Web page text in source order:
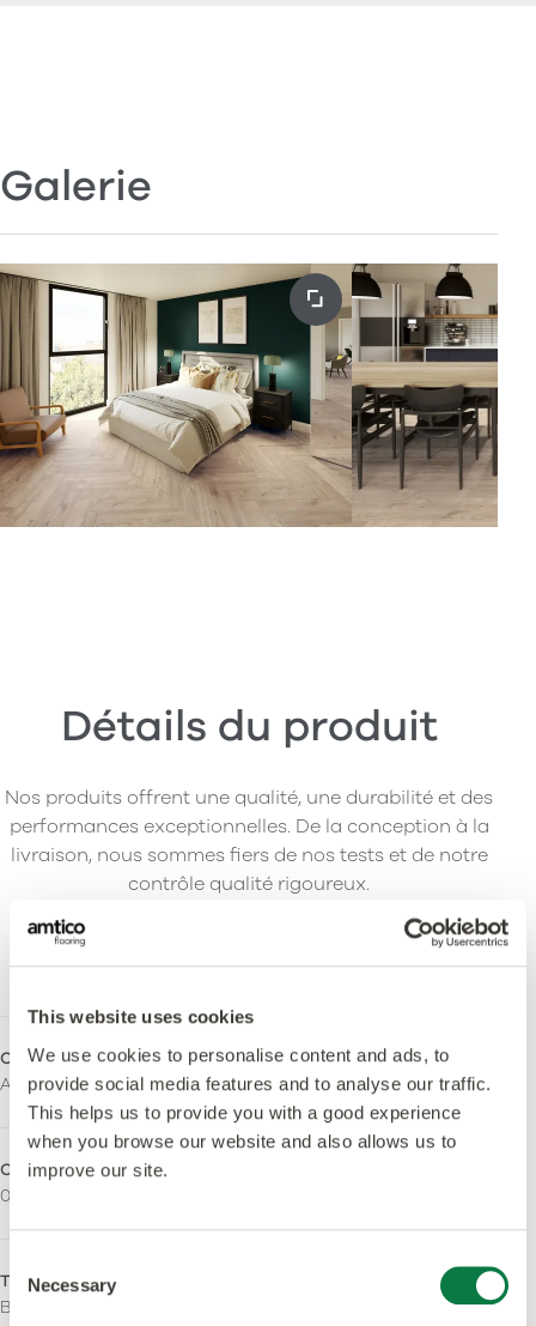
This website uses cookies
We use cookies to personalise content and ads, to
provide social media features and to analyse our traffic.
This helps us to provide you with a good experience
when you browse our website and also allows us to
improve our site.
Selection
Necessary
Galerie
Détails du produit
Nos produits offrent une qualité, une durabilité et des
performances exceptionnelles. De la conception à la
livraison, nous sommes fiers de nos tests et de notre
contrôle qualité rigoureux.
Spécification du produit
Collection
Amtico Click Smart
Épaisseur totale
6,0mm
Couche d'usure
0,55mm
Type de finition
Barnwood
Oui - Fabriqué à partir de